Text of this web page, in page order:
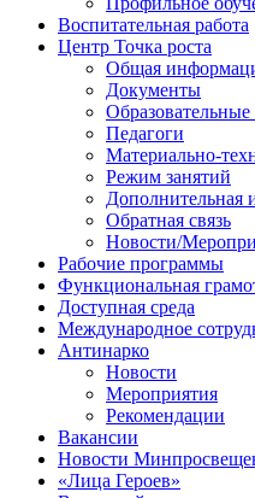
Воспитательная работа
Центр Точка роста
Общая
Документы
Педагоги
Материально-
Режим занятий
Дополнительная
Обратная связь
Новости/
Рабочие программы
Функциональная
Доступная среда
Международное
Антинарко
Новости
Мероприятия
Рекомендации
Вакансии
Новости
«Лица Героев»